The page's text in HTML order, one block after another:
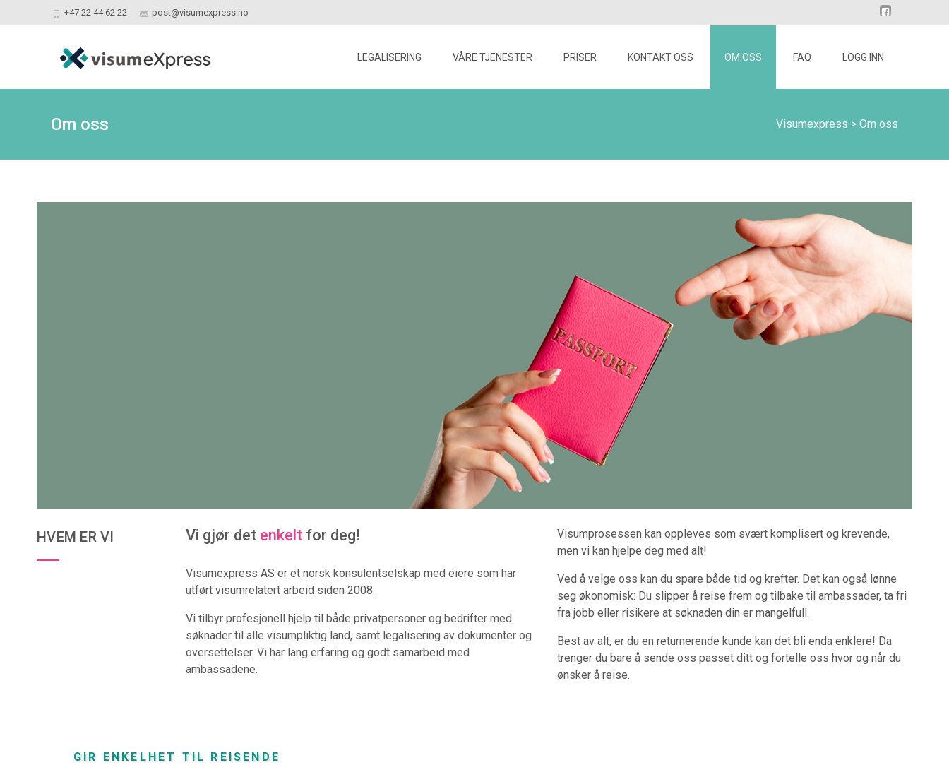
+47 22 44 62 22 post@visumexpress.no
LEGALISERING VÅRE TJENESTER PRISER KONTAKT OSS OM OSS FAQ LOGG INN
Om oss Visumexpress > Om oss
HVEM ER VI Vi gjør det enkeltfor deg!
Visumexpress AS er et norsk konsulentselskap med eiere som har
utført visumrelatert arbeid siden 2008.
Vi tilbyr profesjonell hjelp til både privatpersoner og bedrifter med
søknader til alle visumpliktig land, samt legalisering av dokumenter og
oversettelser. Vi har lang erfaring og godt samarbeid med
ambassadene.
Visumprosessen kan oppleves som svært komplisert og krevende,
men vi kan hjelpe deg med alt!
Ved å velge oss kan du spare både tid og krefter. Det kan også lønne
seg økonomisk: Du slipper å reise frem og tilbake til ambassader, ta fri
fra jobb eller risikere at søknaden din er mangelfull.
Best av alt, er du en returnerende kunde kan det bli enda enklere! Da
trenger du bare å sende oss passet ditt og fortelle oss hvor og når du
ønsker å reise.
GIR ENKELHET TIL REISENDE